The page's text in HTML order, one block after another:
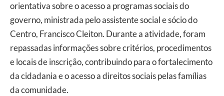
orientativa sobre o acesso a programas sociais do
governo, ministrada pelo assistente social e sócio do
Centro, Francisco Cleiton. Durante a atividade, foram
repassadas informações sobre critérios, procedimentos
e locais de inscrição, contribuindo para o fortalecimento
da cidadania e o acesso a direitos sociais pelas famílias
da comunidade.